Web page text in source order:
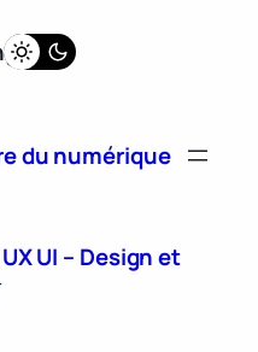
du numérique
UI – Design et